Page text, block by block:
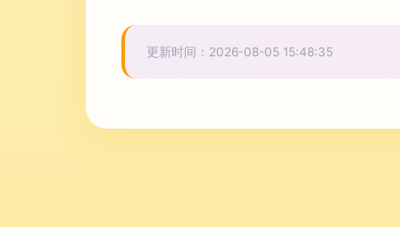
更新时间：2026-08-05 15:48:35